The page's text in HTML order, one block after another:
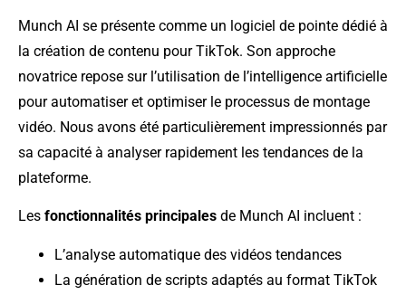
Munch AI se présente comme un logiciel de pointe dédié à
la création de contenu pour TikTok. Son approche
novatrice repose sur l’utilisation de l’intelligence artificielle
pour automatiser et optimiser le processus de montage
vidéo. Nous avons été particulièrement impressionnés par
sa capacité à analyser rapidement les tendances de la
plateforme.
Les fonctionnalités principales de Munch AI incluent :
L’analyse automatique des vidéos tendances
La génération de scripts adaptés au format TikTok